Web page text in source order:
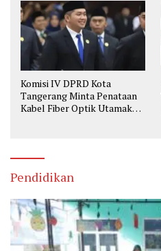
Komisi IV DPRD Kota
Tangerang Minta Penataan
Kabel Fiber Optik Utamakan
Pendidikan